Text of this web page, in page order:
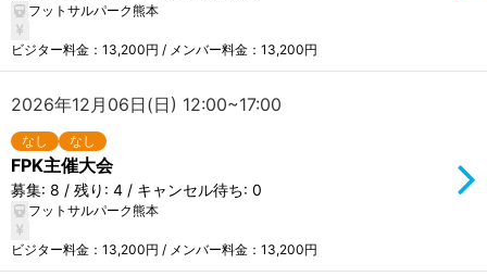
フットサルパーク熊本
ビジター料金：13,200円 / メンバー料金：13,200円
2026年12月06日(日) 12:00~17:00
なし なし
FPK主催大会
募集: 8 / 残り: 4 / キャンセル待ち: 0
フットサルパーク熊本
ビジター料金：13,200円 / メンバー料金：13,200円